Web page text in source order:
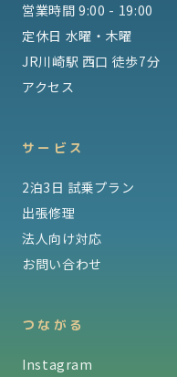
営業時間 9:00 - 19:00
定休日 水曜・木曜
JR川崎駅 西口 徒歩7分
アクセス
サービス
2泊3日 試乗プラン
出張修理
法人向け対応
お問い合わせ
つながる
Instagram